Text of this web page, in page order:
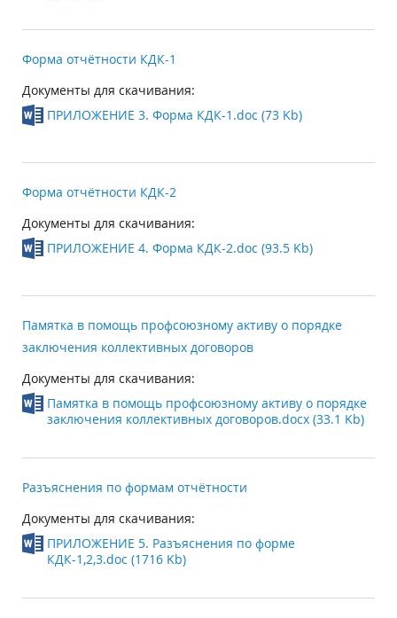
Форма отчётности КДК-1
Документы для скачивания:
ПРИЛОЖЕНИЕ 3. Форма КДК-1.doc (73 Kb)
Форма отчётности КДК-2
Документы для скачивания:
ПРИЛОЖЕНИЕ 4. Форма КДК-2.doc (93.5 Kb)
Памятка в помощь профсоюзному активу о порядке
заключения коллективных договоров
Документы для скачивания:
Памятка в помощь профсоюзному активу о порядке
заключения коллективных договоров.docx (33.1 Kb)
Разъяснения по формам отчётности
Документы для скачивания:
ПРИЛОЖЕНИЕ 5. Разъяснения по форме
КДК-1,2,3.doc (1716 Kb)